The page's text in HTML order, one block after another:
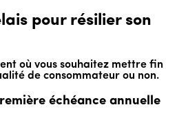
pour résilier son
où vous souhaitez mettre fin
de consommateur ou non.
échéance annuelle